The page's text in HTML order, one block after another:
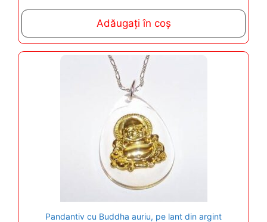
o
5
Adăugați în coș
Pandantiv cu Buddha auriu, pe lant din argint